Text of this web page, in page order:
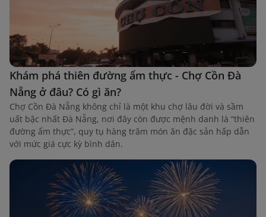
Khám phá thiên đường ẩm thực - Chợ Cồn Đà
Nẵng ở đâu? Có gì ăn?
Chợ Cồn Đà Nẵng không chỉ là một khu chợ lâu đời và sầm
uất bậc nhất Đà Nẵng, nơi đây còn được mệnh danh là “thiên
đường ẩm thực”, quy tụ hàng trăm món ăn đặc sản hấp dẫn
với mức giá cực kỳ bình dân.